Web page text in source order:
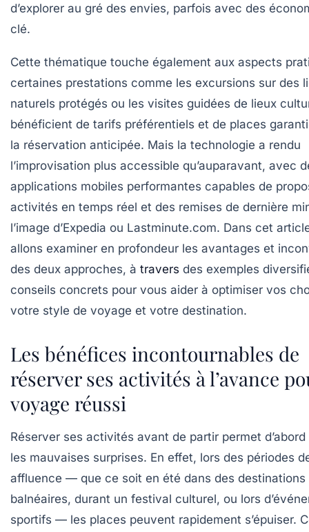
d’explorer au gré des envies, parfois avec des
clé.
Cette thématique touche également aux aspects
certaines prestations comme les excursions sur des
naturels protégés ou les visites guidées de lieux
bénéficient de tarifs préférentiels et de places
la réservation anticipée. Mais la technologie a rendu
l’improvisation plus accessible qu’auparavant, avec
applications mobiles performantes capables de
activités en temps réel et des remises de dernière
l’image d’Expedia ou Lastminute.com. Dans cet
allons examiner en profondeur les avantages et
des deux approches, à travers des exemples
conseils concrets pour vous aider à optimiser vos
votre style de voyage et votre destination.
Les bénéfices incontournables de
réserver ses activités à l’avance
voyage réussi
Réserver ses activités avant de partir permet d’abord
les mauvaises surprises. En effet, lors des périodes
affluence — que ce soit en été dans des destinations
balnéaires, durant un festival culturel, ou lors
sportifs — les places peuvent rapidement s’épuiser.